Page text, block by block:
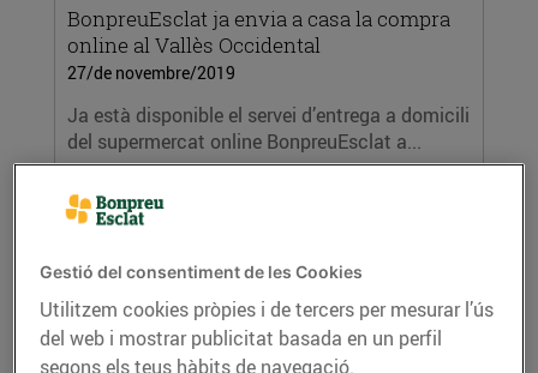
BonpreuEsclat ja envia a casa la compra
online al Vallès Occidental
27/de novembre/2019
Ja està disponible el servei d’entrega a domicili
del supermercat online BonpreuEsclat a...
Gestió del consentiment de les Cookies
Utilitzem cookies pròpies i de tercers per mesurar l’ús
del web i mostrar publicitat basada en un perfil
segons els teus hàbits de navegació.